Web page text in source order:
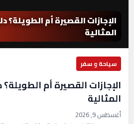
الإجازات القصيرة أم الطويلة؟
المثالية
سياحة و سفر
الإجازات القصيرة أم الطويلة؟
المثالية
أغسطس 9, 2026